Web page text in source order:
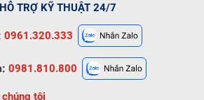
TRỢ KỸ THUẬT 24/7
0961.320.333
0981.810.800
tôi